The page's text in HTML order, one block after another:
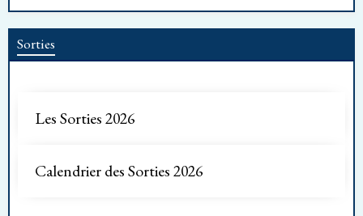
Sorties
Les Sorties 2026
Calendrier des Sorties 2026